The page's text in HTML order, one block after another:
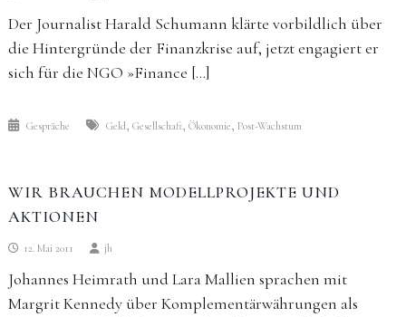
Der Journalist Harald Schumann klärte vorbildlich über
die Hintergründe der Finanzkrise auf, jetzt engagiert er
sich für die NGO »Finance […]
Gespräche Geld, Gesellschaft, Ökonomie, Post-Wachstum
WIR BRAUCHEN MODELLPROJEKTE UND
AKTIONEN
12. Mai 2011 jh
Johannes Heimrath und Lara Mallien sprachen mit
Margrit Kennedy über Komplementärwährungen als